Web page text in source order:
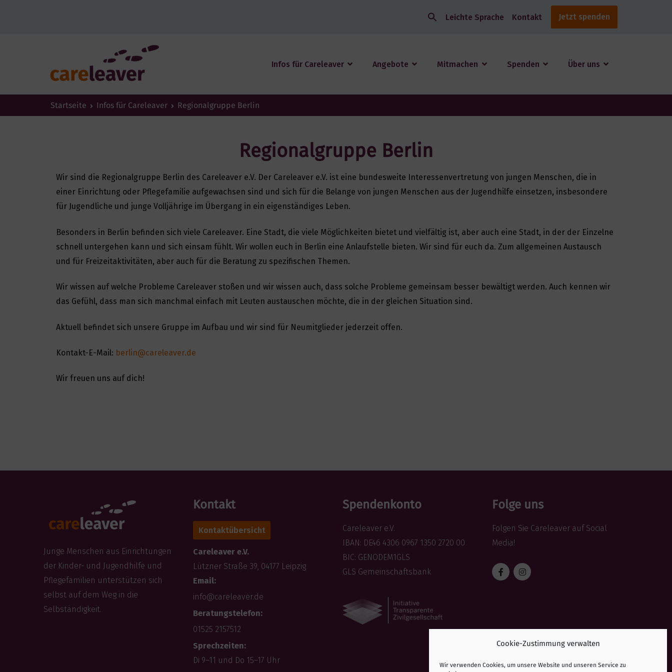
Cookie-Zustimmung verwalten
Wir verwenden Cookies, um unsere Website und unseren Service zu
Search
for:
Leichte Sprache Kontakt Jetzt spenden
Infos für Careleaver Angebote Mitmachen Spenden Über uns
Startseite Infos für Careleaver Regionalgruppe Berlin
Regionalgruppe Berlin
Wir sind die Regionalgruppe Berlin des Careleaver e.V. Der Careleaver e.V. ist eine bundesweite Interessenvertretung von jungen Menschen, die in
einer Einrichtung oder Pflegefamilie aufgewachsen sind und sich für die Belange von jungen Menschen aus der Jugendhilfe einsetzen, insbesondere
für Jugendliche und junge Volljährige im Übergang in ein eigenständiges Leben.
Besonders in Berlin befinden sich viele Careleaver. Eine Stadt, die viele Möglichkeiten bietet und vielfältig ist, aber auch eine Stadt, in der der Einzelne
schnell untergehen kann und sich einsam fühlt. Wir wollen euch in Berlin eine Anlaufstelle bieten. Wir sind für euch da. Zum allgemeinen Austausch
und für Freizeitaktivitäten, aber auch für die Beratung zu spezifischen Themen.
Wir wissen auf welche Probleme Careleaver stoßen und wir wissen auch, dass solche Probleme gemeinsam besser bewältigt werden. Auch kennen wir
das Gefühl, dass man sich manchmal einfach mit Leuten austauschen möchte, die in der gleichen Situation sind.
Aktuell befindet sich unsere Gruppe im Aufbau und wir sind für Neumitglieder jederzeit offen.
Kontakt-E-Mail: berlin@careleaver.de
Wir freuen uns auf dich!
Junge Menschen aus Einrichtungen
der Kinder- und Jugendhilfe und
Pflegefamilien unterstützen sich
selbst auf dem Weg in die
Selbständigkeit.
Kontakt
Kontaktübersicht
Careleaver e.V.
Lützner Straße 39, 04177 Leipzig
Email:
info@careleaver.de
Beratungstelefon:
01525 2157512
Sprechzeiten:
Di 9–11 und Do 15–17 Uhr
Spendenkonto
Careleaver e.V.
IBAN: DE46 4306 0967 1350 2720 00
BIC: GENODEM1GLS
GLS Gemeinschaftsbank
Folge uns
Folgen Sie Careleaver auf Social
Media!